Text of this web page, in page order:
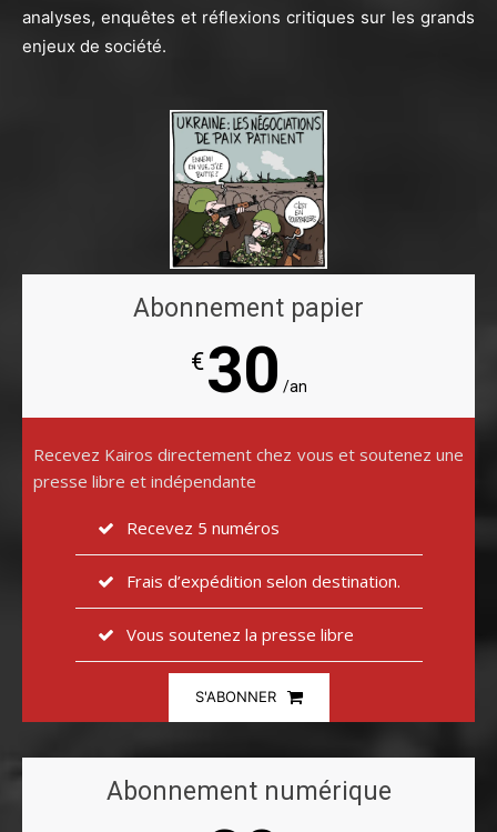
analyses, enquêtes et réflexions critiques sur les grands
enjeux de société.
Abonnement papier
€30 /an
Recevez Kairos directement chez vous et soutenez une
presse libre et indépendante
Recevez 5 numéros
Frais d’expédition selon destination.
Vous soutenez la presse libre
S'ABONNER
Abonnement numérique